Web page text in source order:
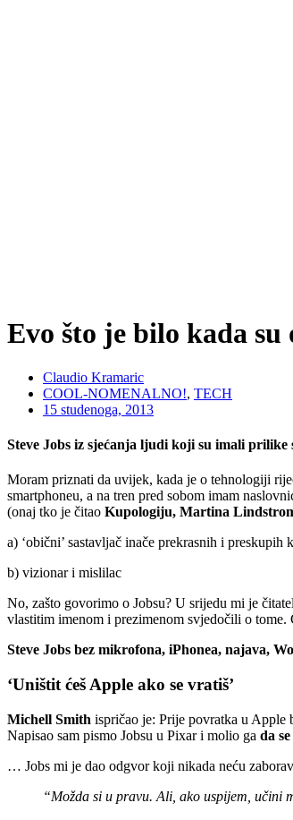
Evo što je bilo kada
Claudio Kramaric
COOL-NOMENALNO!, TECH
15 studenoga, 2013
Steve Jobs iz sjećanja ljudi koji su imali
Moram priznati da uvijek, kada je o tehnologiji
smartphoneu, a na tren pred sobom imam
(onaj tko je čitao Kupologiju, Martina
a) ‘obični’ sastavljač inače prekrasnih i preskupih
b) vizionar i mislilac
No, zašto govorimo o Jobsu? U srijedu mi je
vlastitim imenom i prezimenom svjedočili o
Steve Jobs bez mikrofona, iPhonea, najava,
‘Uništit ćeš Apple ako se vratiš’
Michell Smith ispričao je: Prije povratka u Apple
Napisao sam pismo Jobsu u Pixar i molio ga da
… Jobs mi je dao odgvor koji nikada neću
“Možda si u pravu. Ali, ako uspijem, učini